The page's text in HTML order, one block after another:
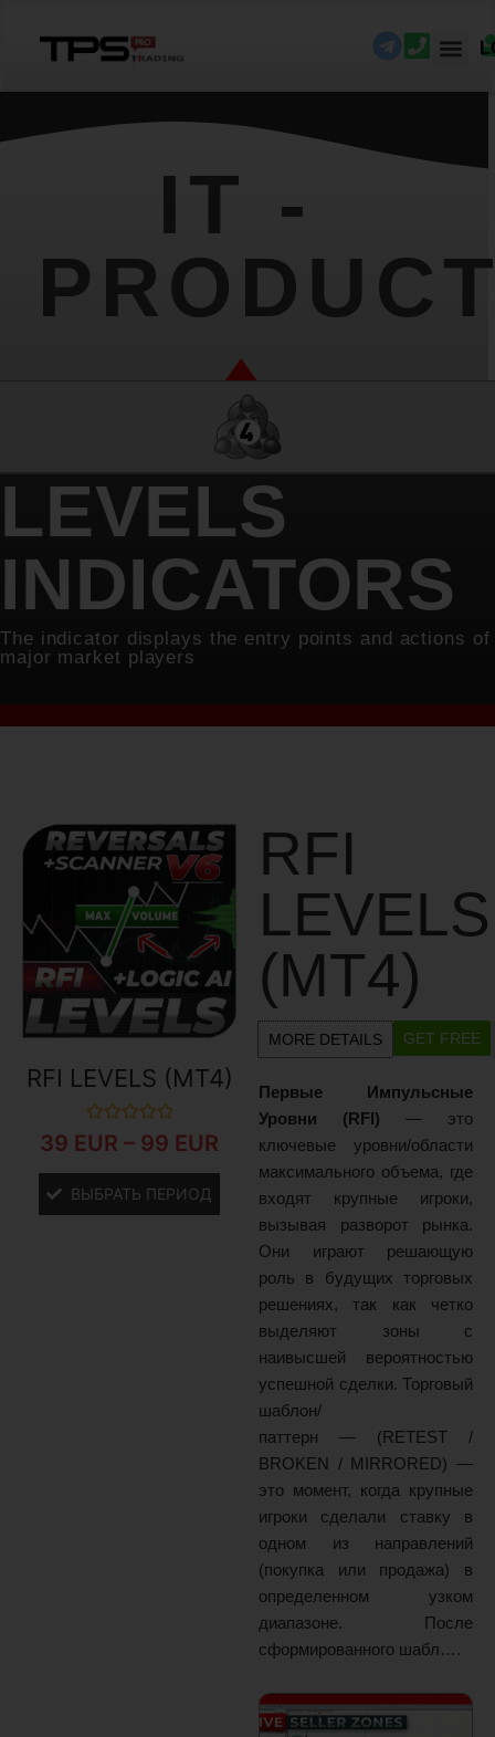
IT -
LEVELS
INDICATORS​
The indicator displays the entry points and actions of
major market players​
RFI LEVELS (MT4)
Оценка
0
39 EUR – 99 EUR
ВЫБРАТЬ ПЕРИОД
RFI
LEVELS
(MT4)
MORE DETAILS GET FREE
Первые Импульсные
Уровни (RFI) — это
ключевые уровни/области
максимального объема, где
входят крупные игроки,
вызывая разворот рынка.
Они играют решающую
роль в будущих торговых
решениях, так как четко
выделяют зоны с
наивысшей вероятностью
успешной сделки. Торговый
шаблон/
паттерн — (RETEST /
BROKEN / MIRRORED) —
это момент, когда крупные
игроки сделали ставку в
одном из направлений
(покупка или продажа) в
определенном узком
диапазоне. После
сформированного шабл….